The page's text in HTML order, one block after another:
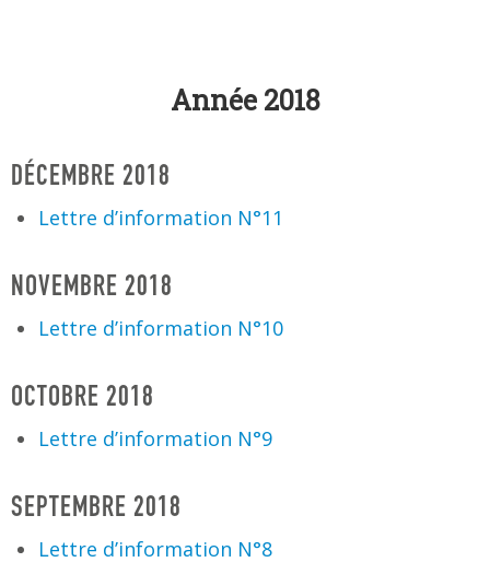
Année 2018
DÉCEMBRE 2018
Lettre d’information N°11
NOVEMBRE 2018
Lettre d’information N°10
OCTOBRE 2018
Lettre d’information N°9
SEPTEMBRE 2018
Lettre d’information N°8